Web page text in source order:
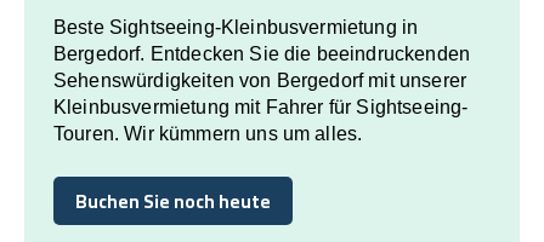
Beste Sightseeing-Kleinbusvermietung in
Bergedorf. Entdecken Sie die beeindruckenden
Sehenswürdigkeiten von Bergedorf mit unserer
Kleinbusvermietung mit Fahrer für Sightseeing-
Touren. Wir kümmern uns um alles.
Buchen Sie noch heute
Buchen Sie noch heute